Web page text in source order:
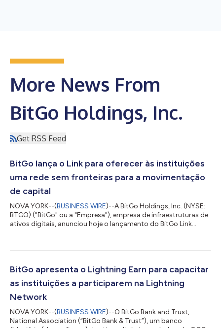
More News From
BitGo Holdings, Inc.
Get RSS Feed
BitGo lança o Link para oferecer às instituições
uma rede sem fronteiras para a movimentação
de capital
NOVA YORK--(BUSINESS WIRE)--A BitGo Holdings, Inc. (NYSE:
BTGO) ("BitGo" ou a "Empresa"), empresa de infraestruturas de
ativos digitais, anunciou hoje o lançamento do BitGo Link
plataforma da BitGo. O Link oferece às equipas de negociação
e numa ampla rede de bolsas de valores com liderança no
setor. Os clientes j...
BitGo apresenta o Lightning Earn para capacitar
as instituições a participarem na Lightning
Network
NOVA YORK--(BUSINESS WIRE)--O BitGo Bank and Trust,
National Association (“BitGo Bank & Trust”), um banco